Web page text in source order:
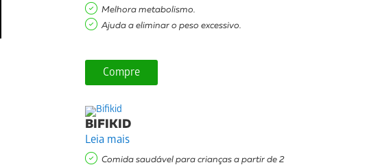
Melhora metabolismo.
Ajuda a eliminar o peso excessivo.
Compre
BIFIKID
Leia mais
Comida saudável para crianças a partir de 2